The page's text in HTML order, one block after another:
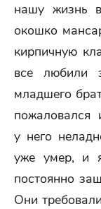
нашу жизнь
окошко
кирпичную
все любили
младшего
пожаловался
у него
уже умер, и
постоянно
Они